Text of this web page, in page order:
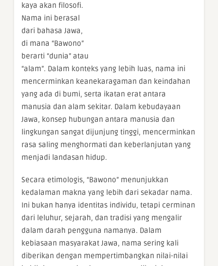
kaya akan filosofi.
Nama ini berasal
dari bahasa Jawa,
di mana “Bawono”
berarti “dunia” atau
“alam”. Dalam konteks yang lebih luas, nama ini
mencerminkan keanekaragaman dan keindahan
yang ada di bumi, serta ikatan erat antara
manusia dan alam sekitar. Dalam kebudayaan
Jawa, konsep hubungan antara manusia dan
lingkungan sangat dijunjung tinggi, mencerminkan
rasa saling menghormati dan keberlanjutan yang
menjadi landasan hidup.
Secara etimologis, “Bawono” menunjukkan
kedalaman makna yang lebih dari sekadar nama.
Ini bukan hanya identitas individu, tetapi cerminan
dari leluhur, sejarah, dan tradisi yang mengalir
dalam darah pengguna namanya. Dalam
kebiasaan masyarakat Jawa, nama sering kali
diberikan dengan mempertimbangkan nilai-nilai